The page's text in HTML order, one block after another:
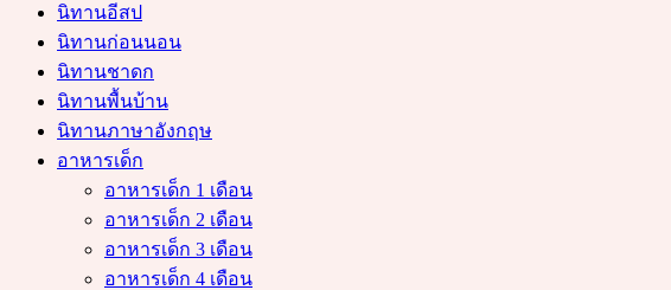
นิทานอีสป
นิทานก่อนนอน
นิทานชาดก
นิทานพื้นบ้าน
นิทานภาษาอังกฤษ
อาหารเด็ก
อาหารเด็ก 1 เดือน
อาหารเด็ก 2 เดือน
อาหารเด็ก 3 เดือน
อาหารเด็ก 4 เดือน